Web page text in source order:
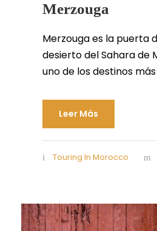
Merzouga
Merzouga es la puerta
desierto del Sahara de
uno de los destinos
Leer Más
Touring In Morocco